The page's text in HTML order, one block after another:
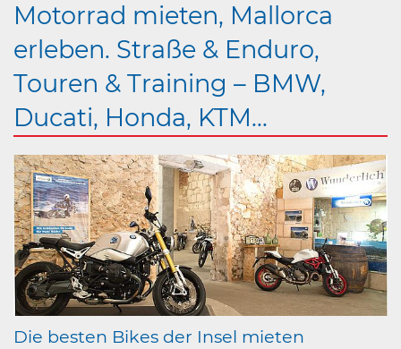
Motorrad mieten, Mallorca
erleben. Straße & Enduro,
Touren & Training – BMW,
Ducati, Honda, KTM...
Die besten Bikes der Insel mieten